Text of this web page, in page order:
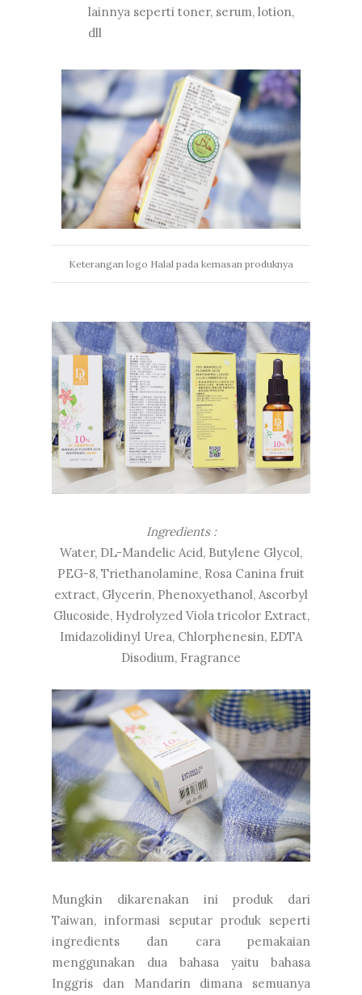
lainnya seperti toner, serum, lotion,
dll
Keterangan logo Halal pada kemasan produknya
Ingredients :
Water, DL-Mandelic Acid, Butylene Glycol,
PEG-8, Triethanolamine, Rosa Canina fruit
extract, Glycerin, Phenoxyethanol, Ascorbyl
Glucoside, Hydrolyzed Viola tricolor Extract,
Imidazolidinyl Urea, Chlorphenesin, EDTA
Disodium, Fragrance
Mungkin dikarenakan ini produk dari
Taiwan, informasi seputar produk seperti
ingredients dan cara pemakaian
menggunakan dua bahasa yaitu bahasa
Inggris dan Mandarin dimana semuanya